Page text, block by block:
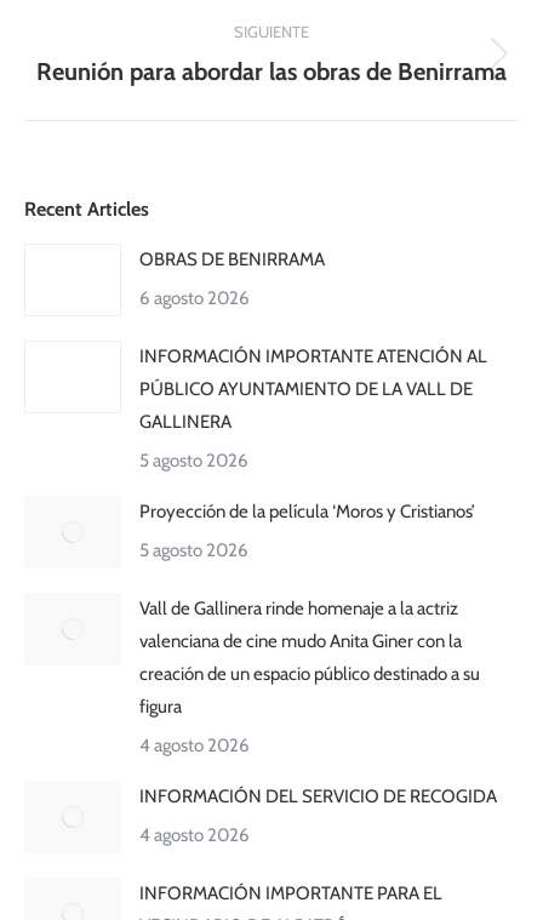
SIGUIENTE
Publicación
Reunión para abordar las obras de Benirrama
Recent Articles
OBRAS DE BENIRRAMA
6 agosto 2026
INFORMACIÓN IMPORTANTE ATENCIÓN AL
PÚBLICO AYUNTAMIENTO DE LA VALL DE
GALLINERA
5 agosto 2026
Proyección de la película ‘Moros y Cristianos’
5 agosto 2026
Vall de Gallinera rinde homenaje a la actriz
valenciana de cine mudo Anita Giner con la
creación de un espacio público destinado a su
figura
4 agosto 2026
INFORMACIÓN DEL SERVICIO DE RECOGIDA
4 agosto 2026
INFORMACIÓN IMPORTANTE PARA EL